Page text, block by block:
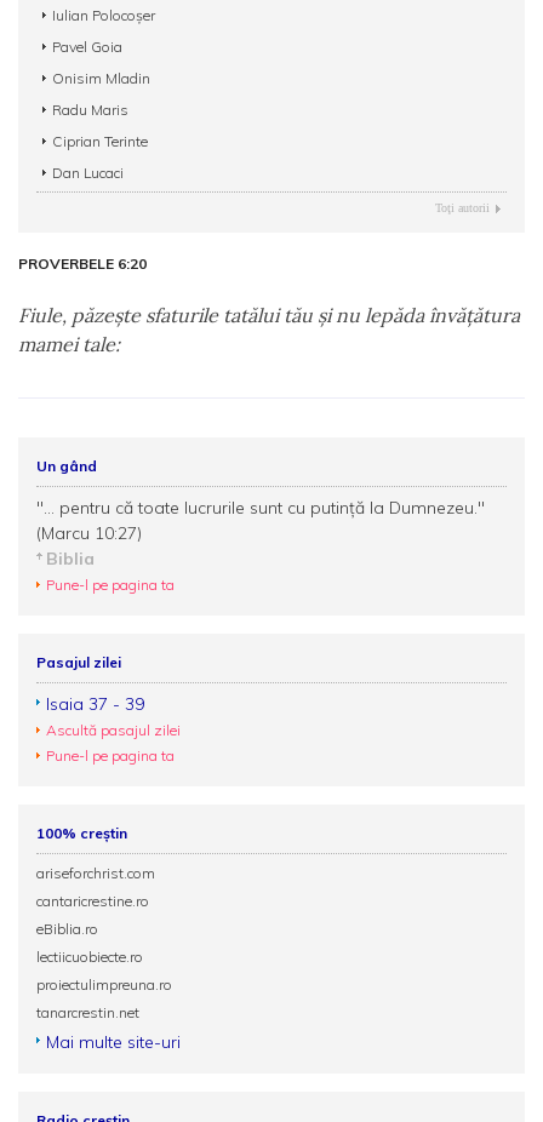
Iulian Polocoșer
Pavel Goia
Onisim Mladin
Radu Maris
Ciprian Terinte
Dan Lucaci
Toţi autorii
PROVERBELE 6:20
Fiule, păzeşte sfaturile tatălui tău şi nu lepăda învăţătura
mamei tale:
Un gând
"... pentru că toate lucrurile sunt cu putinţă la Dumnezeu."
(Marcu 10:27)
Biblia
Pune-l pe pagina ta
Pasajul zilei
Isaia 37 - 39
Ascultă pasajul zilei
Pune-l pe pagina ta
100% creștin
ariseforchrist.com
cantaricrestine.ro
eBiblia.ro
lectiicuobiecte.ro
proiectulimpreuna.ro
tanarcrestin.net
Mai multe site-uri